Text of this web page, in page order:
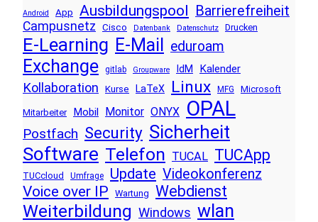
Android App Ausbildungspool Barrierefreiheit
Campusnetz Cisco Datenbank Datenschutz Drucken
E-Learning E-Mail eduroam
Exchange gitlab Groupware IdM Kalender
Kollaboration Kurse LaTeX Linux MFG Microsoft
Mitarbeiter Mobil Monitor ONYX OPAL
Postfach Security Sicherheit
Software Telefon TUCAL TUCApp
TUCcloud Umfrage Update Videokonferenz
Voice over IP Wartung Webdienst
Weiterbildung Windows wlan